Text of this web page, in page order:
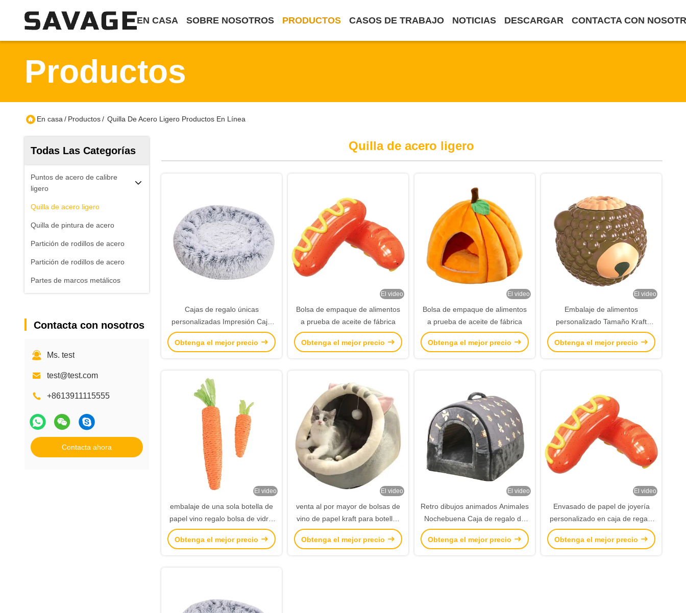
EN CASA SOBRE NOSOTROS PRODUCTOS CASOS DE TRABAJO NOTICIAS DESCARGAR CONTACTA CON
Productos
En casa / Productos/ Quilla De Acero Ligero Productos En Línea
Todas Las Categorías
Puntos de acero de calibre
ligero
Quilla de acero ligero
Quilla de pintura de acero
Partición de rodillos de acero
Partición de rodillos de acero
Partes de marcos metálicos
Contacta con nosotros
Ms. test
test@test.com
+8613911115555
Contacta ahora
Quilla de acero ligero
Cajas de regalo únicas
personalizadas Impresión Caja
de regalo de cartón de lujo
Embalaje Joyería Caja de regalo
Obtenga el mejor precio
El video
Bolsa de empaque de alimentos
a prueba de aceite de fábrica
Obtenga el mejor precio
El video
Bolsa de empaque de alimentos
a prueba de aceite de fábrica
Obtenga el mejor precio
El video
Embalaje de alimentos
personalizado Tamaño Kraft
comida para llevar Bolsa de
papel de pan para restaurante
Obtenga el mejor precio
El video
embalaje de una sola botella de
papel vino regalo bolsa de vidrio
2 botellas de vino negro bolsas
de mano
Obtenga el mejor precio
El video
venta al por mayor de bolsas de
vino de papel kraft para botellas
de vino
Obtenga el mejor precio
El video
Retro dibujos animados Animales
Nochebuena Caja de regalo de
manzana Regalo de Navidad
Pequeño regalo Ornamento
Obtenga el mejor precio
El video
Envasado de papel de joyería
personalizado en caja de regalo
para niñas caja de embalaje
barata
Obtenga el mejor precio